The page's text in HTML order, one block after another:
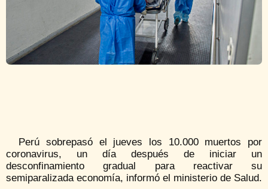
Perú sobrepasó el jueves los 10.000 muertos por
coronavirus, un día después de iniciar un
desconfinamiento gradual para reactivar su
semiparalizada economía, informó el ministerio de Salud.